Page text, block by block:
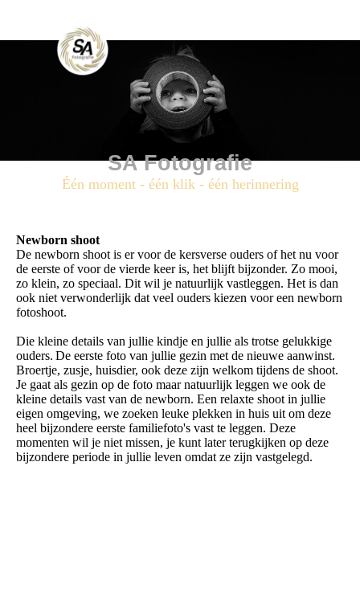
SA Fotografie
Één moment - één klik - één herinnering
Newborn shoot
De newborn shoot is er voor de kersverse ouders of het nu voor
de eerste of voor de vierde keer is, het blijft bijzonder. Zo mooi,
zo klein, zo speciaal. Dit wil je natuurlijk vastleggen. Het is dan
ook niet verwonderlijk dat veel ouders kiezen voor een newborn
fotoshoot.
Die kleine details van jullie kindje en jullie als trotse gelukkige
ouders. De eerste foto van jullie gezin met de nieuwe aanwinst.
Broertje, zusje, huisdier, ook deze zijn welkom tijdens de shoot.
Je gaat als gezin op de foto maar natuurlijk leggen we ook de
kleine details vast van de newborn. Een relaxte shoot in jullie
eigen omgeving, we zoeken leuke plekken in huis uit om deze
heel bijzondere eerste familiefoto's vast te leggen. Deze
momenten wil je niet missen, je kunt later terugkijken op deze
bijzondere periode in jullie leven omdat ze zijn vastgelegd.